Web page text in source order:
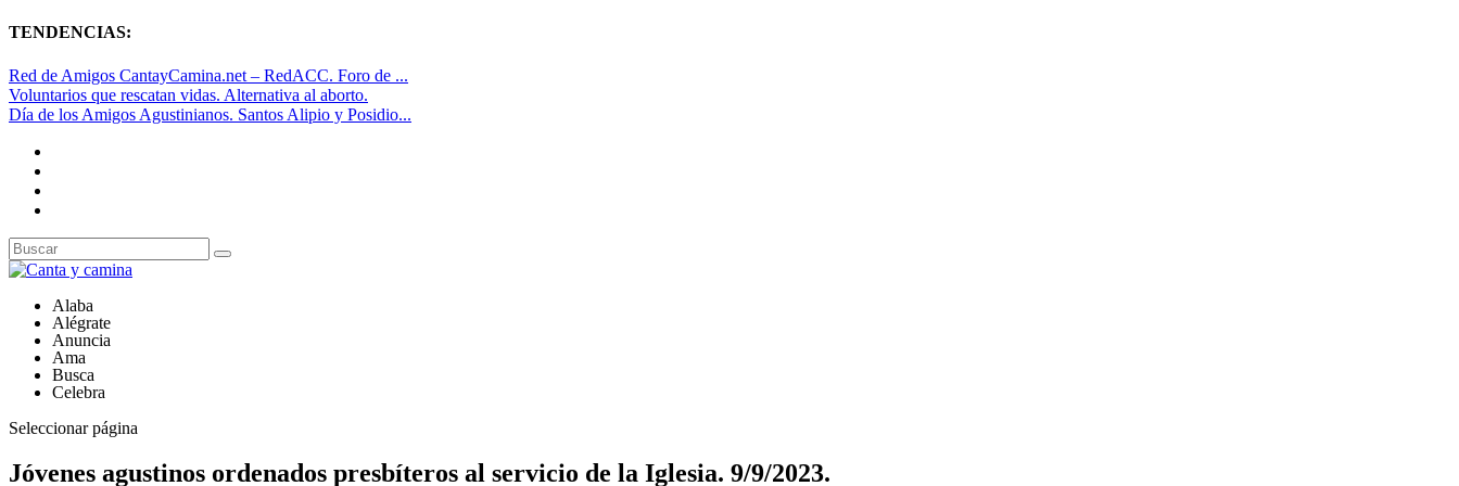
TENDENCIAS:
Red de Amigos CantayCamina.net – RedACC. Foro de ...
Voluntarios que rescatan vidas. Alternativa al aborto.
Día de los Amigos Agustinianos. Santos Alipio y Posidio...
Alaba
Alégrate
Anuncia
Ama
Busca
Celebra
Seleccionar página
Jóvenes agustinos ordenados presbíteros al servicio de la Iglesia. 9/9/2023.